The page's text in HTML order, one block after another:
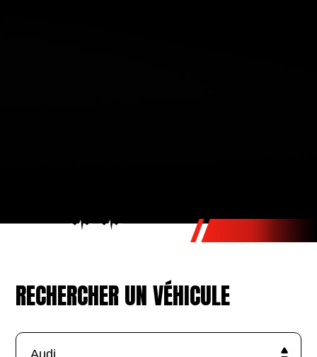
RECHERCHER UN VÉHICULE